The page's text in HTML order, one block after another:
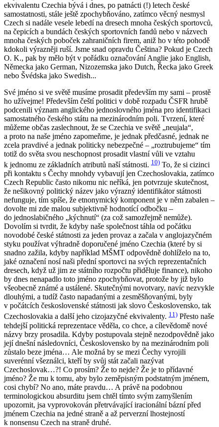
ekvivalentu Czechia bývá i dnes, po patnácti (!) letech české
samostatnosti, stále ještě zpochybňováno, zatímco věcný nesmysl
Czech si nadále vesele lebedí na dresech mnoha českých sportovců,
na čepicích a bundách českých sportovních fandů nebo v názvech
mnoha českých poboček zahraničních firem, aniž ho v této pohodě
kdokoli výrazněji ruší. Jsme snad opravdu Čeština? Pokud je Czech
O. K., pak by mělo být v pořádku označování Anglie jako English,
Německa jako German, Nizozemska jako Dutch, Řecka jako Greek
nebo Švédska jako Swedish...
Své jméno si ve světě musíme prosadit především my sami – prostě
ho užívejme! Především čeští politici v době rozpadu ČSFR hrubě
podcenili význam anglického jednoslovného jména pro identifikaci
samostatného českého státu na mezinárodním poli. Tvrzení, které
můžeme občas zaslechnout, že se Czechia ve světě „neujala“,
a proto na naše jméno zapomeňme, je jednak předčasné, jednak ne
zcela pravdivé a jednak politicky nebezpečné – „roztrubujeme“ tím
totiž do světa svou neschopnost prosadit vlastní vůli ve vztahu
k jednomu ze základních atributů naší státnosti. 10) To, že si cizinci
při kontaktu s Čechy mnohdy vybavují jen Czechoslovakia, zatímco
Czech Republic často nikomu nic neříká, jen potvrzuje skutečnost,
že nešikovný politický název jako výrazný identifikátor státnosti
nefunguje, tím spíše, že etnonymický komponent je v něm zabalen –
dovolte mi zde malou subjektivně hodnotící odbočku –
do jednoslabičného „kýchnutí“ (za což samozřejmě nemůže).
Dovolím si tvrdit, že kdyby naše společnost táhla od počátku
novodobé české státnosti za jeden provaz a začala v anglojazyčném
styku používat výhradně doporučené jméno Czechia (které by si
snadno zažila, kdyby například MŠMT odpovědně dohlíželo na to,
jaké označení nosí naši přední sportovci na svých reprezentačních
dresech, když už jim ze státního rozpočtu přiděluje finance), nikoho
by dnes nenapadlo toto jméno zpochybňovat, protože by již bylo
všeobecně známé a ustálené. Skutečnými novotvary, navíc nezvykle
dlouhými, a tudíž často napadanými a zesměšňovanými, byly
v počátcích československé státnosti jak slovo Československo, tak
Czechoslovakia a další jeho cizojazyčné ekvivalenty. 11) Přesto naše
tehdejší politická reprezentace věděla, co chce, a cílevědomě nové
názvy brzy prosadila. Kdyby postupovala stejně nezodpovědně jako
její dnešní následovníci, Československo by na mezinárodním poli
zůstalo beze jména… Ale možná by se mezi Čechy vyrojili
suverénní všeználci, kteří by svůj stát začali nazývat
Czechoslovak…?! Co prosím? Že to nejde? Že je to přídavné
jméno? Že mu k tomu, aby bylo zeměpisným podstatným jménem,
cosi chybí? No ano, máte pravdu… A právě na podobnou
terminologickou absurditu jsem chtěl tímto svým zamyšlením
upozornit, jsa vyprovokován přetrvávající iracionální bázní před
jménem Czechia na jedné straně a až perverzní lhostejností
k nonsensu Czech na straně druhé.